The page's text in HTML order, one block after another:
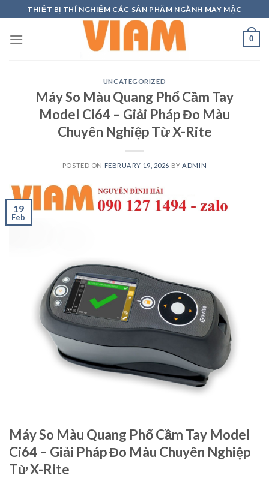
to
content
THIẾT BỊ THÍ NGHIỆM CÁC SẢN PHẨM NGÀNH MAY MẶC
0
UNCATEGORIZED
Máy So Màu Quang Phổ Cầm Tay
Model Ci64 – Giải Pháp Đo Màu
Chuyên Nghiệp Từ X-Rite
POSTED ON FEBRUARY 19, 2026 BY ADMIN
19
Feb
Máy So Màu Quang Phổ Cầm Tay Model
Ci64 – Giải Pháp Đo Màu Chuyên Nghiệp
Từ X-Rite